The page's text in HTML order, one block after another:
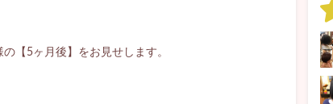
【5ヶ月後】をお見せします。